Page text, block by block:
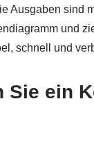
Ausgaben sind
und
schnell und
Sie ein